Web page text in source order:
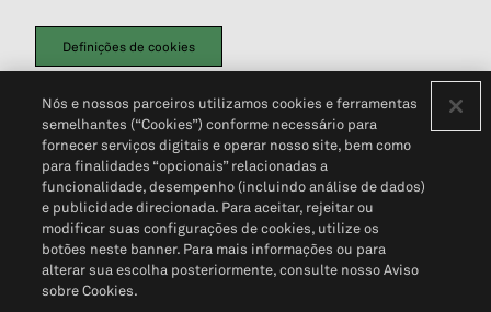
Definições de cookies
Política de PrivacidadePortal de privacidade do cliente (em inglês)
Não Venda Minhas Informações Pessoais© 2026 S&P Global
Nós e nossos parceiros utilizamos cookies e ferramentas
semelhantes (“Cookies”) conforme necessário para
fornecer serviços digitais e operar nosso site, bem como
para finalidades “opcionais” relacionadas a
funcionalidade, desempenho (incluindo análise de dados)
e publicidade direcionada. Para aceitar, rejeitar ou
modificar suas configurações de cookies, utilize os
botões neste banner. Para mais informações ou para
alterar sua escolha posteriormente, consulte nosso Aviso
sobre Cookies.